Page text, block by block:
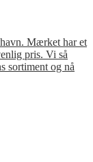
Mærket har et
pris. Vi så
sortiment og nå